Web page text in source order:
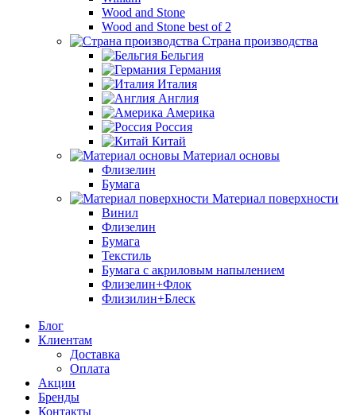
Wood and Stone
Wood and Stone best of 2
Страна производства
Бельгия
Германия
Италия
Англия
Америка
Россия
Китай
Материал основы
Флизелин
Бумага
Материал поверхности
Винил
Флизелин
Бумага
Текстиль
Бумага с акриловым напылением
Флизелин+Флок
Флизилин+Блеск
Блог
Клиентам
Доставка
Оплата
Акции
Бренды
Контакты